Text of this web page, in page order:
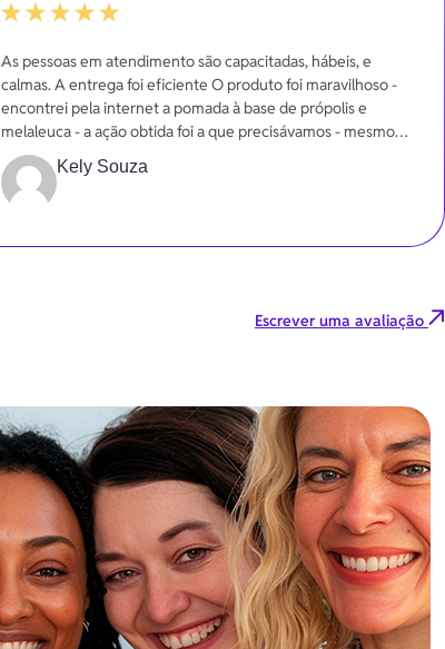
As pessoas em atendimento são capacitadas, hábeis, e
calmas. A entrega foi eficiente O produto foi maravilhoso -
encontrei pela internet a pomada à base de própolis e
melaleuca - a ação obtida foi a que precisávamos - mesmo
em poucos dias.
Kely Souza
Escrever uma avaliação